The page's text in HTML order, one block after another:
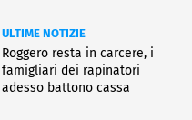
ULTIME NOTIZIE
Roggero resta in carcere, i
famigliari dei rapinatori
adesso battono cassa